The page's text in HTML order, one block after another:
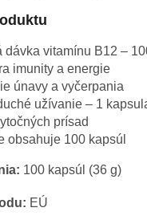
dávka vitamínu B12 –
imunity a energie
únavy a vyčerpania
užívanie – 1
prísad
obsahuje 100 kapsúl
100 kapsúl (36 g)
EÚ